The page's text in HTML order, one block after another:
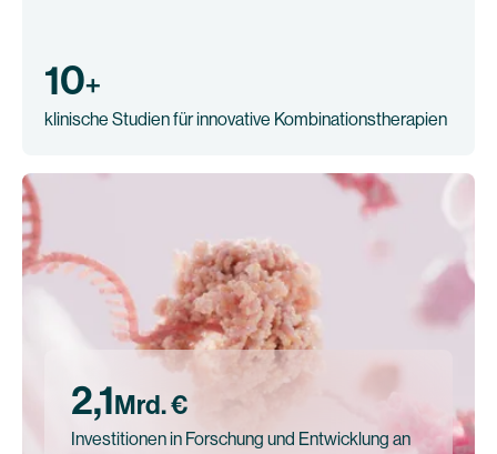
10+
klinische Studien für innovative Kombinationstherapien
2,1Mrd. €
Investitionen in Forschung und Entwicklung an